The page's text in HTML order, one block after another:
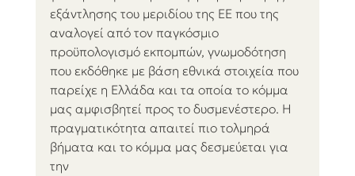
εξάντλησης του μεριδίου της ΕΕ που της
αναλογεί από τον παγκόσμιο
προϋπολογισμό εκπομπών, γνωμοδότηση
που εκδόθηκε με βάση εθνικά στοιχεία που
παρείχε η Ελλάδα και τα οποία το κόμμα
μας αμφισβητεί προς το δυσμενέστερο. Η
πραγματικότητα απαιτεί πιο τολμηρά
βήματα και το κόμμα μας δεσμεύεται για
την